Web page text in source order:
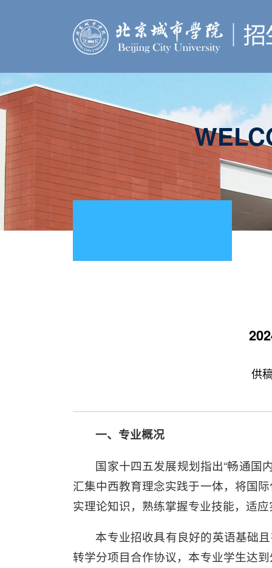
供
一、专业概况
国家十四五发展规划指出“畅通国
汇集中西教育理念实践于一体，将国
实理论知识，熟练掌握专业技能，适
本专业招收具有良好的英语基础
转学分项目合作协议，本专业学生达